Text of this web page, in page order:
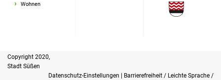
Wohnen
Copyright 2020,
Stadt Süßen
Datenschutz-Einstellungen
Barrierefreiheit / Leichte Sprache /